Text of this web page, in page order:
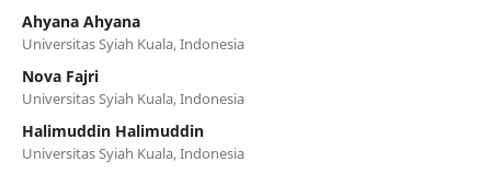
Ahyana Ahyana
Universitas Syiah Kuala, Indonesia
Nova Fajri
Universitas Syiah Kuala, Indonesia
Halimuddin Halimuddin
Universitas Syiah Kuala, Indonesia